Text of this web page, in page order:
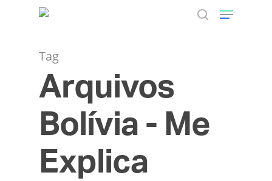
Hit enter to search or ESC to close
Tag
Arquivos
Bolívia - Me
Explica